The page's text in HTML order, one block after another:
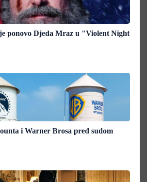
ponovo Djeda Mraz u "Violent Night
i Warner Brosa pred sudom